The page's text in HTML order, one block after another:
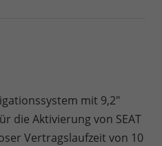
mit 9,2"
die Aktivierung von SEAT
Vertragslaufzeit von 10